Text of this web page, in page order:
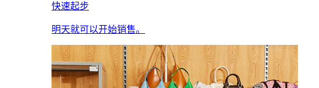
快速起步
明天就可以开始销售。